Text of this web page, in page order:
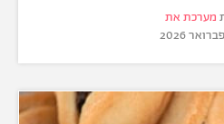
מערכת את